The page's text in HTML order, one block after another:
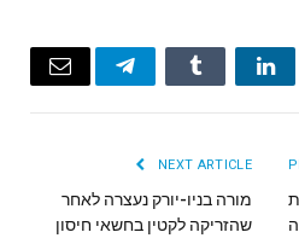
LinkedIn
Tumblr
Telegram
Email
NEXT ARTICLE
מורה בניו-יורק נעצרה לאחר
שהזריקה לקטין בחשאי חיסון